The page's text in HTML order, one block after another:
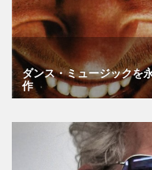
ダンス・ミュージックを
作